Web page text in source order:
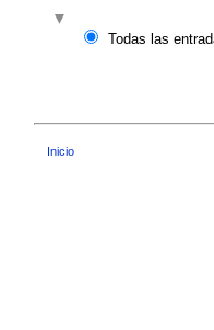
Todas las
Inicio